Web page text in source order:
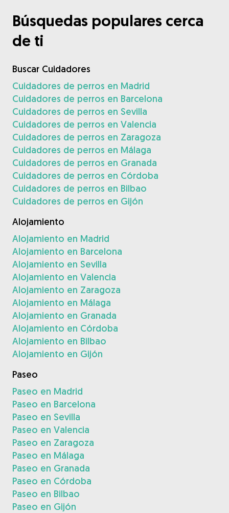
Búsquedas populares cerca
de ti
Buscar Cuidadores
Cuidadores de perros en Madrid
Cuidadores de perros en Barcelona
Cuidadores de perros en Sevilla
Cuidadores de perros en Valencia
Cuidadores de perros en Zaragoza
Cuidadores de perros en Málaga
Cuidadores de perros en Granada
Cuidadores de perros en Córdoba
Cuidadores de perros en Bilbao
Cuidadores de perros en Gijón
Alojamiento
Alojamiento en Madrid
Alojamiento en Barcelona
Alojamiento en Sevilla
Alojamiento en Valencia
Alojamiento en Zaragoza
Alojamiento en Málaga
Alojamiento en Granada
Alojamiento en Córdoba
Alojamiento en Bilbao
Alojamiento en Gijón
Paseo
Paseo en Madrid
Paseo en Barcelona
Paseo en Sevilla
Paseo en Valencia
Paseo en Zaragoza
Paseo en Málaga
Paseo en Granada
Paseo en Córdoba
Paseo en Bilbao
Paseo en Gijón